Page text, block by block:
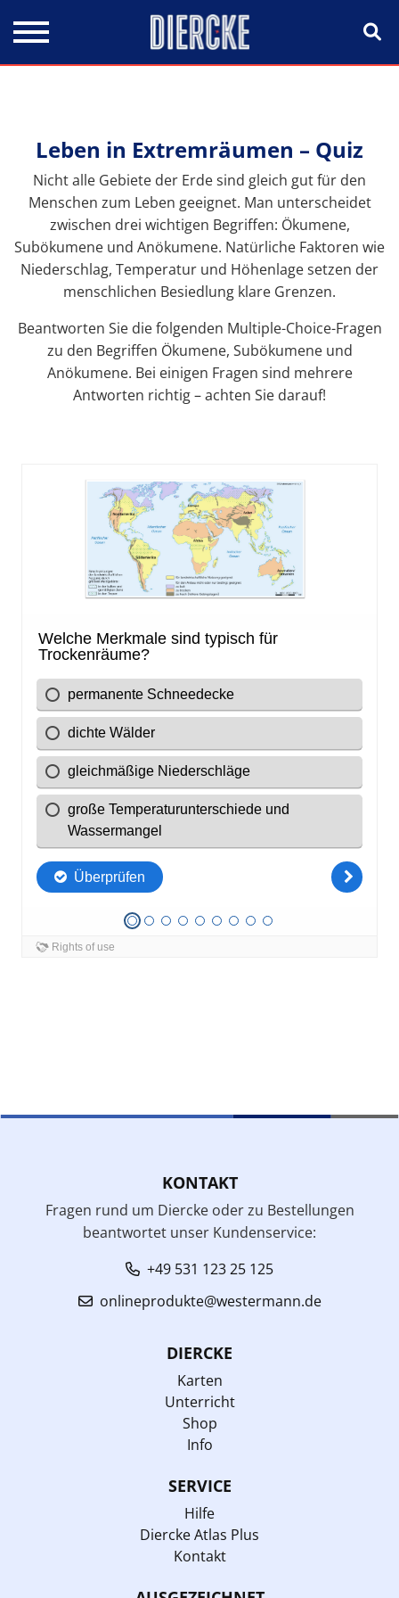
Leben in Extremräumen – Quiz
Nicht alle Gebiete der Erde sind gleich gut für den
Menschen zum Leben geeignet. Man unterscheidet
zwischen drei wichtigen Begriffen: Ökumene,
Subökumene und Anökumene. Natürliche Faktoren wie
Niederschlag, Temperatur und Höhenlage setzen der
menschlichen Besiedlung klare Grenzen.
Beantworten Sie die folgenden Multiple-Choice-Fragen
zu den Begriffen Ökumene, Subökumene und
Anökumene. Bei einigen Fragen sind mehrere
Antworten richtig – achten Sie darauf!
KONTAKT
Fragen rund um Diercke oder zu Bestellungen
beantwortet unser Kundenservice:
+49 531 123 25 125
onlineprodukte@westermann.de
DIERCKE
Karten
Unterricht
Shop
Info
SERVICE
Hilfe
Diercke Atlas Plus
Kontakt